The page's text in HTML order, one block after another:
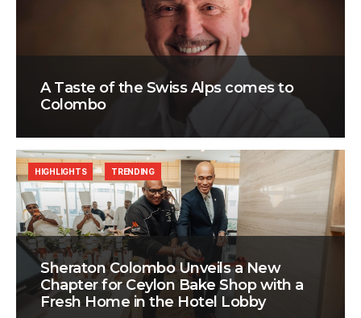
A Taste of the Swiss Alps comes to
Colombo
Sheraton Colombo Unveils a New
Chapter for Ceylon Bake Shop with a
Fresh Home in the Hotel Lobby
HIGHLIGHTS TRENDING